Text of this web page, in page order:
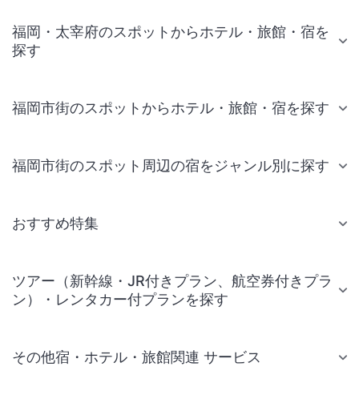
福岡・太宰府のスポットからホテル・旅館・宿を
探す
福岡市街のスポットからホテル・旅館・宿を探す
福岡市街のスポット周辺の宿をジャンル別に探す
おすすめ特集
ツアー（新幹線・JR付きプラン、航空券付きプラ
ン）・レンタカー付プランを探す
その他宿・ホテル・旅館関連 サービス